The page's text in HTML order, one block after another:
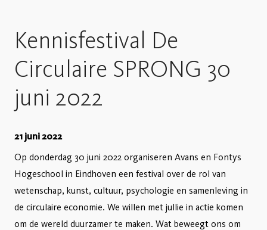
Kennisfestival De
Circulaire SPRONG 30
juni 2022
21 juni 2022
Op donderdag 30 juni 2022 organiseren Avans en Fontys
Hogeschool in Eindhoven een festival over de rol van
wetenschap, kunst, cultuur, psychologie en samenleving in
de circulaire economie. We willen met jullie in actie komen
om de wereld duurzamer te maken. Wat beweegt ons om